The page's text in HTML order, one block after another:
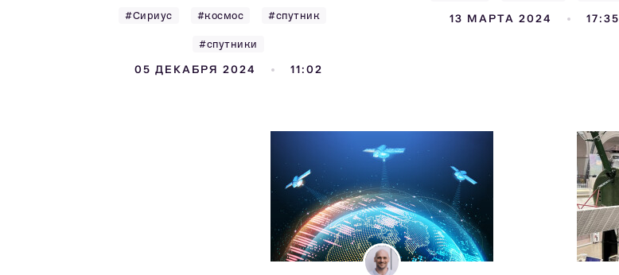
#Сириус #космос #спутник
#спутники
05 ДЕКАБРЯ 2024 11:02
13 МАРТА 2024 17:35